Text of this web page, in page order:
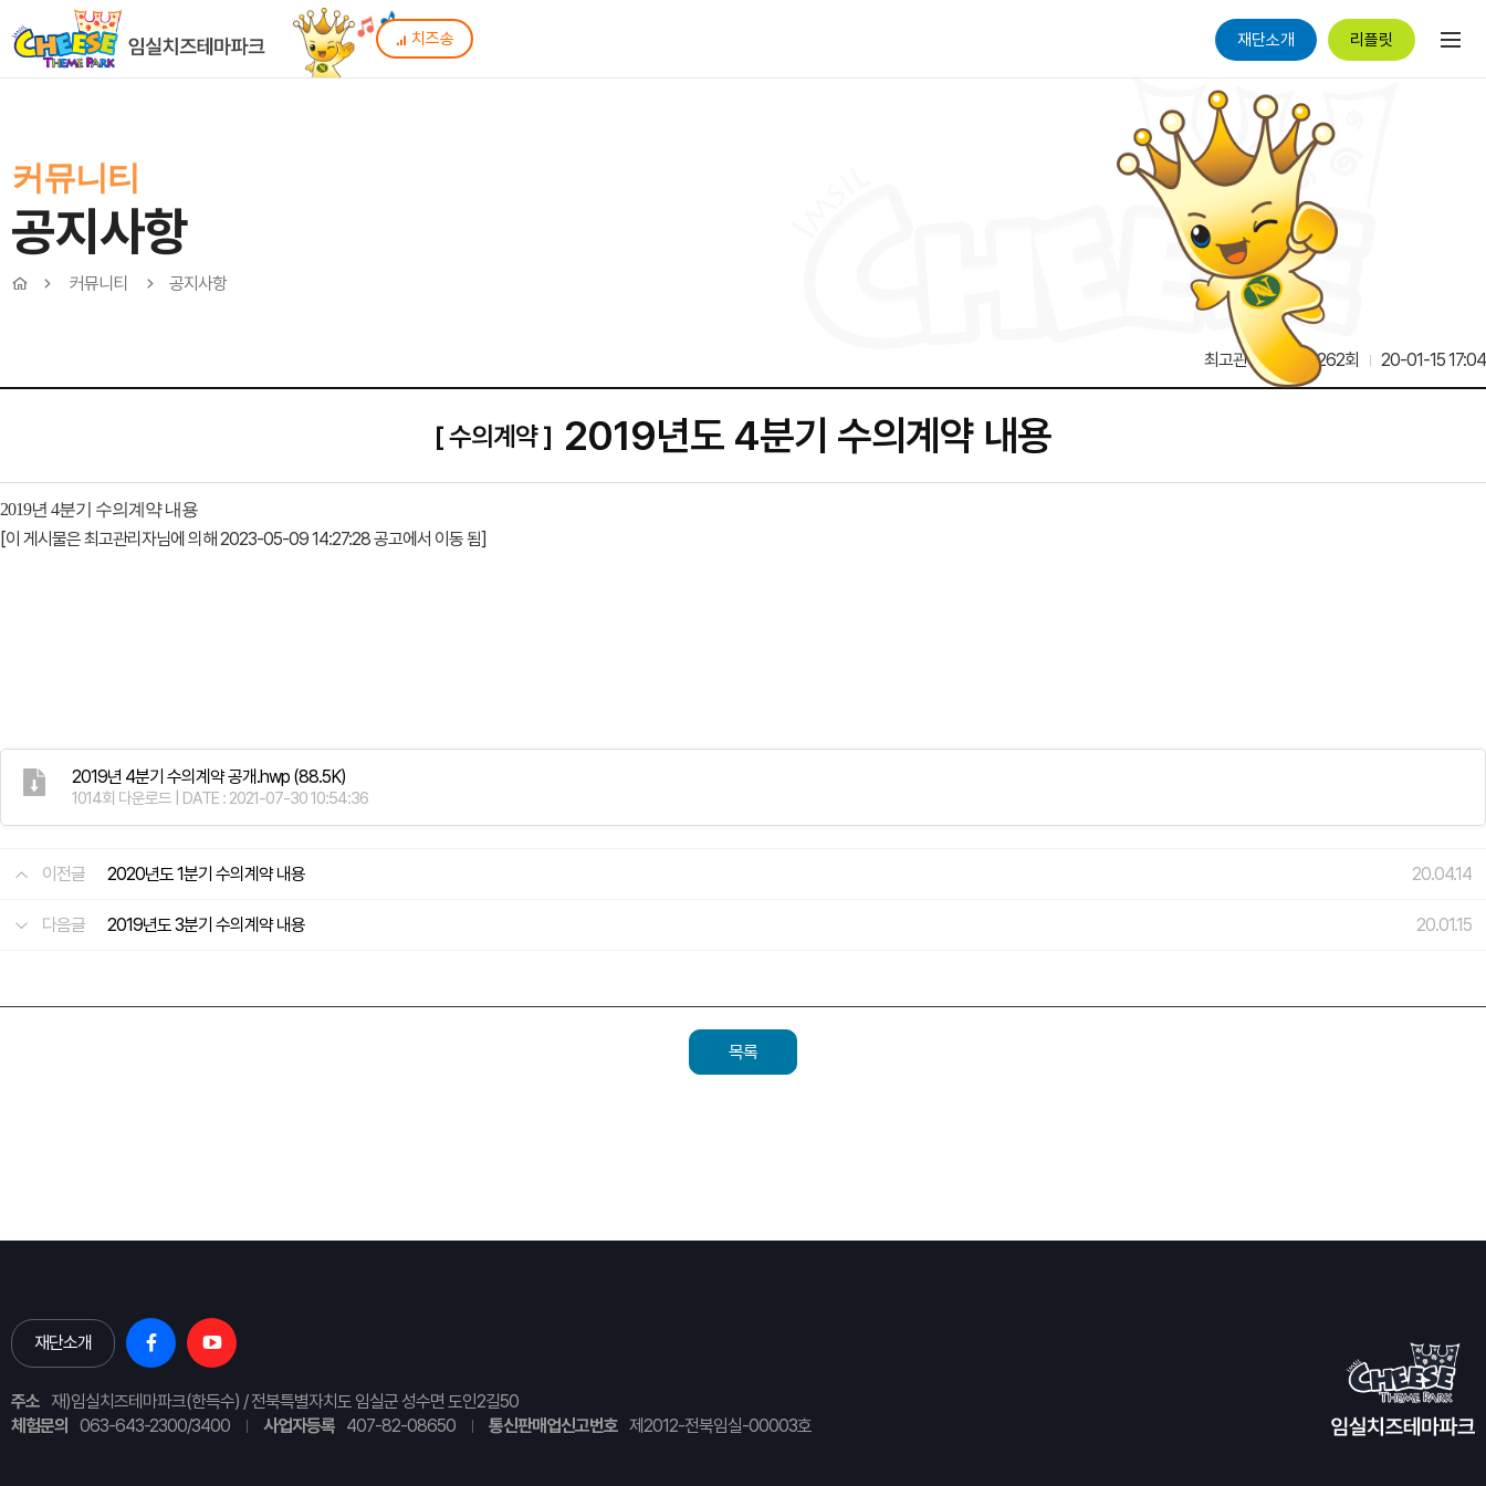
치즈송 재단소개 리플릿
커뮤니티
공지사항
커뮤니티 공지사항
최고관리자 13,262회 20-01-15 17:04
[ 수의계약 ] 2019년도 4분기 수의계약 내용
2019년 4분기 수의계약 내용
[이 게시물은 최고관리자님에 의해 2023-05-09 14:27:28 공고에서 이동 됨]
2019년 4분기 수의계약 공개.hwp (88.5K)
1014회 다운로드 | DATE : 2021-07-30 10:54:36
이전글 2020년도 1분기 수의계약 내용 20.04.14
다음글 2019년도 3분기 수의계약 내용 20.01.15
목록
재단소개
주소 재)임실치즈테마파크(한득수) / 전북특별자치도 임실군 성수면 도인2길50
체험문의
063-643-2300/3400 사업자등록 407-82-08650 통신판매업신고번호 제2012-전북임실-00003호